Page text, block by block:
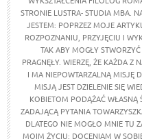
STRONIE LUSTRA- STUDIA MBA.
JESTEM: POPRZEZ MOJE
ROZPOZNANIU, PRZYJĘCIU I
TAK ABY MOGŁY
PRAGNĘŁY. WIERZĘ, ŻE KAŻDA Z
I MA NIEPOWTARZALNĄ MISJĘ
MISJĄ JEST DZIELENIE SIĘ
KOBIETOM PODĄŻAĆ WŁASNĄ
ZADAJĄCĄ PYTANIA
DLATEGO NIE MOGŁO MNIE TU
MOIM ŻYCIU: DOCENIAM W